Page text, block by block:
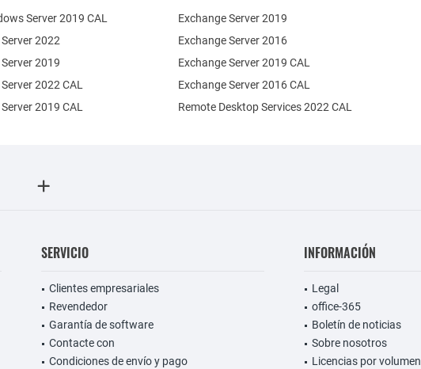
Exchange Server 2019
Exchange Server 2016
Server 2022
Server 2019
Server 2019 CAL
Server 2022 CAL
Server 2019 CAL
Remote Desktop Services 2022 CAL
Exchange Server 2019 CAL
Exchange Server 2016 CAL
SERVICIO
Clientes empresariales
Revendedor
Garantía de software
Contacte con
Condiciones de envío y pago
INFORMACIÓN
Legal
office-365
Boletín de noticias
Sobre nosotros
Licencias por volumen